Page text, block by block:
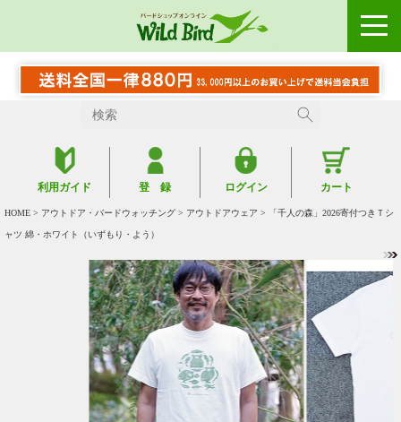
利用ガイド 登 録 ログイン カート
HOME > アウトドア・バードウォッチング > アウトドアウェア > 「千人の森」2026寄付つきＴシ
ャツ 綿・ホワイト（いずもり・よう）